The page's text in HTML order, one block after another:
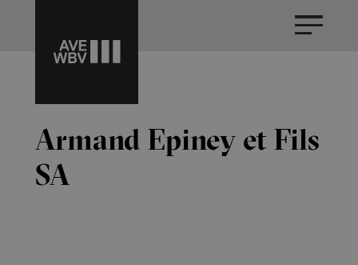
Armand Epiney et Fils
SA